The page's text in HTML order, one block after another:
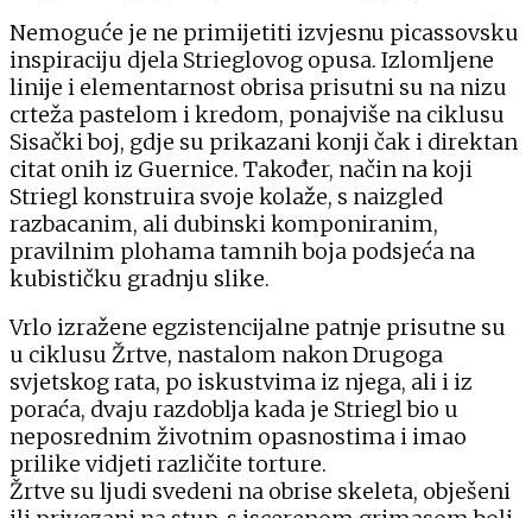
Nemoguće je ne primijetiti izvjesnu picassovsku
inspiraciju djela Strieglovog opusa. Izlomljene
linije i elementarnost obrisa prisutni su na nizu
crteža pastelom i kredom, ponajviše na ciklusu
Sisački boj, gdje su prikazani konji čak i direktan
citat onih iz Guernice. Također, način na koji
Striegl konstruira svoje kolaže, s naizgled
razbacanim, ali dubinski komponiranim,
pravilnim plohama tamnih boja podsjeća na
kubističku gradnju slike.
Vrlo izražene egzistencijalne patnje prisutne su
u ciklusu Žrtve, nastalom nakon Drugoga
svjetskog rata, po iskustvima iz njega, ali i iz
poraća, dvaju razdoblja kada je Striegl bio u
neposrednim životnim opasnostima i imao
prilike vidjeti različite torture.
Žrtve su ljudi svedeni na obrise skeleta, obješeni